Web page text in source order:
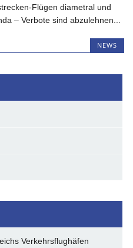
Flügen diametral und
– Verbote sind abzulehnen...
NEWS
Verkehrsflughäfen